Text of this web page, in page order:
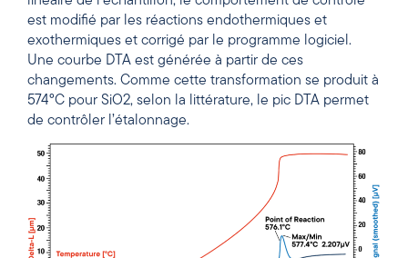
est modifié par les réactions endothermiques et
exothermiques et corrigé par le programme logiciel.
Une courbe DTA est générée à partir de ces
changements. Comme cette transformation se produit à
574°C pour SiO2, selon la littérature, le pic DTA permet
de contrôler l’étalonnage.